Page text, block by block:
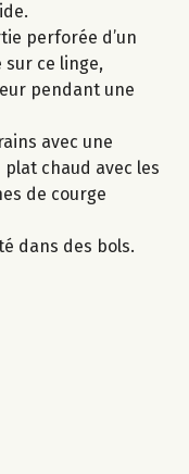
perforée d’un
sur ce linge,
pendant une
avec une
chaud avec les
de courge
dans des bols.